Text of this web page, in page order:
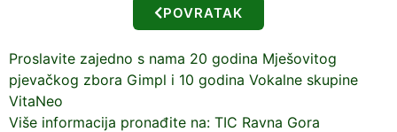
POVRATAK
Proslavite zajedno s nama 20 godina Mješovitog
pjevačkog zbora Gimpl i 10 godina Vokalne skupine
VitaNeo
Više informacija pronađite na: TIC Ravna Gora